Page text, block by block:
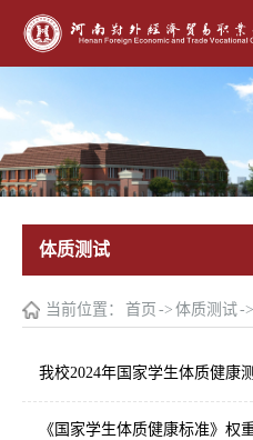
体质测试
当前位置： 首页 -> 体质测试->
我校2024年国家学生体质健康